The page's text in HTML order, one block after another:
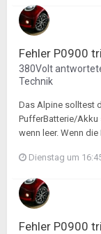
Fehler P0900
380Volt
Technik
Das Alpine solltest
PufferBatterie/Akku
wenn leer. Wenn
Dienstag um
Fehler P0900